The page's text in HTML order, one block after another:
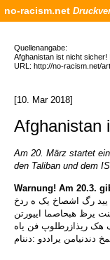
no-racism.net
Quellenangabe:
Afghanistan ist nicht sicher!
URL: http://no-racism.net/
[10. Mar 2018]
Afghanistan
Am 20. März startet
den Taliban und dem
Warnung! Am 20.3.
عااضو لیماف یید رگ اشصاخ یک ه ردخ
رد یناسک هچرطیدروپ یتقرار ندنراد: ایارف که منت یرظ هبحاصما اییورتن
هک ریذازرطلوپ فن یاه